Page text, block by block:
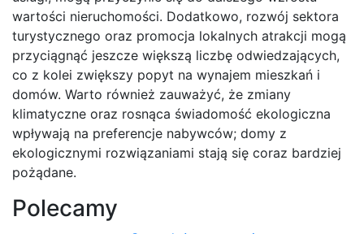
wartości nieruchomości. Dodatkowo, rozwój sektora
turystycznego oraz promocja lokalnych atrakcji mogą
przyciągnąć jeszcze większą liczbę odwiedzających,
co z kolei zwiększy popyt na wynajem mieszkań i
domów. Warto również zauważyć, że zmiany
klimatyczne oraz rosnąca świadomość ekologiczna
wpływają na preferencje nabywców; domy z
ekologicznymi rozwiązaniami stają się coraz bardziej
pożądane.
Polecamy